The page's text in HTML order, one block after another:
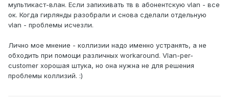
мультикаст-влан. Если запихивать тв в абонентскую vlan - все
ок. Когда гирлянды разобрали и снова сделали отдельную
vlan - проблемы исчезли.
Лично мое мнение - коллизии надо именно устранять, а не
обходить при помощи различных workaround. Vlan-per-
customer хорошая штука, но она нужна не для решения
проблемы коллизий. :)